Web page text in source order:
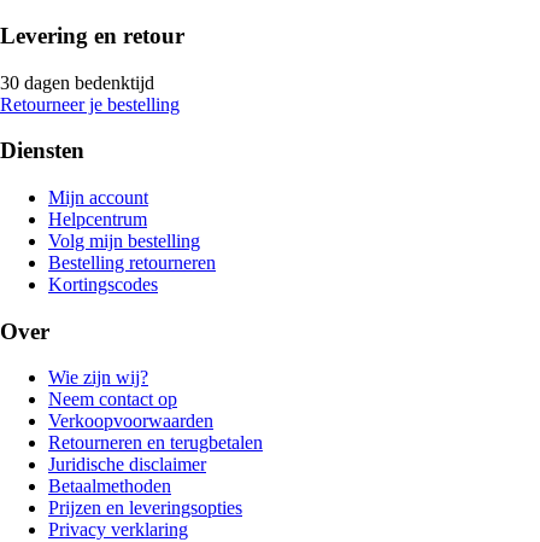
Levering en retour
30 dagen bedenktijd
Retourneer je bestelling
Diensten
Mijn account
Helpcentrum
Volg mijn bestelling
Bestelling retourneren
Kortingscodes
Over
Wie zijn wij?
Neem contact op
Verkoopvoorwaarden
Retourneren en terugbetalen
Juridische disclaimer
Betaalmethoden
Prijzen en leveringsopties
Privacy verklaring